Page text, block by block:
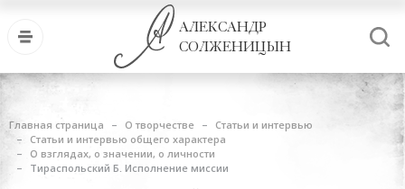
АЛЕКСАНДР
СОЛЖЕНИЦЫН
Главная страница О творчестве
Статьи и интервью
Статьи и интервью общего характера
О взглядах, о значении, о личности
Тираспольский Б. Исполнение миссии